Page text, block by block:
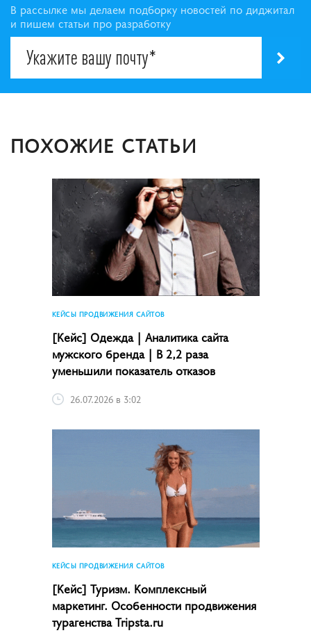
В рассылке мы делаем подборку новостей по диджитал
и пишем статьи про разработку
ПОХОЖИЕ СТАТЬИ
КЕЙСЫ ПРОДВИЖЕНИЯ САЙТОВ
[Кейс] Одежда | Аналитика сайта
мужского бренда | В 2,2 раза
уменьшили показатель отказов
26.07.2026 в 3:02
КЕЙСЫ ПРОДВИЖЕНИЯ САЙТОВ
[Кейс] Туризм. Комплексный
маркетинг. Особенности продвижения
турагенства Tripsta.ru